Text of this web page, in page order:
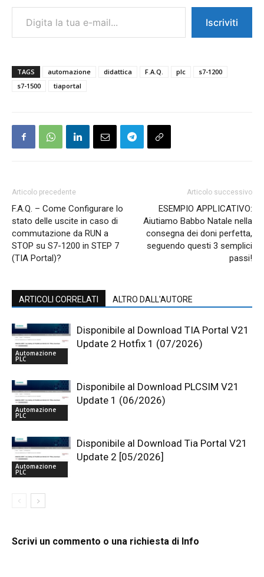
Digita la tua e-mail...
Iscriviti
TAGS automazione didattica F.A.Q. plc
s7-1200
s7-1500
tiaportal
Articolo precedente
F.A.Q. – Come Configurare lo
stato delle uscite in caso di
commutazione da RUN a
STOP su S7-1200 in STEP 7
(TIA Portal)?
Articolo successivo
ESEMPIO APPLICATIVO:
Aiutiamo Babbo Natale nella
consegna dei doni perfetta,
seguendo questi 3 semplici
passi!
ARTICOLI CORRELATI ALTRO DALL'AUTORE
Automazione
PLC
Disponibile al Download TIA Portal V21
Update 2 Hotfix 1 (07/2026)
Automazione
PLC
Disponibile al Download PLCSIM V21
Update 1 (06/2026)
Automazione
PLC
Disponibile al Download Tia Portal V21
Update 2 [05/2026]
Scrivi un commento o una richiesta di Info